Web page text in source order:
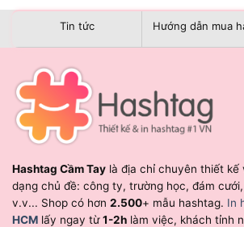
Tin tức Hướng dẫn mua
Hashtag Cầm Tay là địa chỉ chuyên thiết kế
dạng chủ đề: công ty, trường học, đám
v.v... Shop có hơn 2.500+ mẫu hashtag. In
HCM lấy ngay từ1-2h làm việc, khách tỉnh